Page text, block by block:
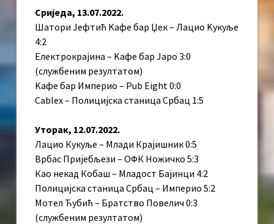
Сриједа, 13.07.2022.
Шатори Јефтић Kафе бар Џек – Лацио Kукуље
4:2
Електрокрајина – Kафе бар Јаро 3:0
(службеним резултатом)
Kафе бар Империо – Pub Eight 0:0
Cablex – Полицијска станица Србац 1:5
Уторак, 12.07.2022.
Лацио Кукуље – Млади Крајишник 0:5
Врбас Пријебљези – ОФК Ножичко 5:3
Као некад Кобаш – Младост Бајинци 4:2
Полицијска станица Србац – Империо 5:2
Мотел Ћубић – Братство Повелич 0:3
(службеним резултатом)